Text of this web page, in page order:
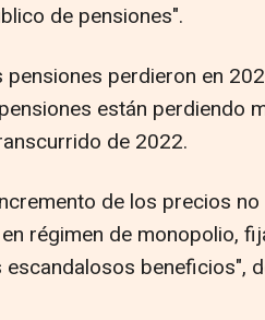
de pensiones".
pensiones perdieron en
están perdiendo
de 2022.
de los precios
régimen de monopolio,
beneficios",